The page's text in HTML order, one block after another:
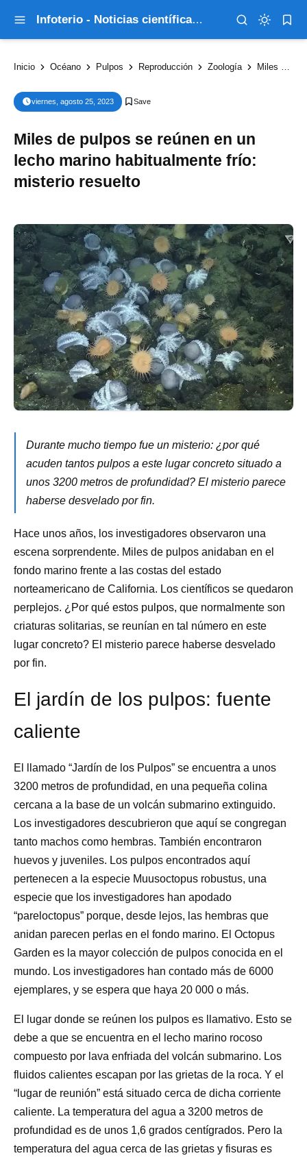
Infoterio - Noticias científicas que explican el mundo
Inicio Océano Pulpos Reproducción Zoología Miles de pulpos se reúnen en un lecho marino habitualmente frío: misterio resuelto
viernes, agosto 25, 2023
Miles de pulpos se reúnen en un
lecho marino habitualmente frío:
misterio resuelto
Durante mucho tiempo fue un misterio: ¿por qué
acuden tantos pulpos a este lugar concreto situado a
unos 3200 metros de profundidad? El misterio parece
haberse desvelado por fin.
Hace unos años, los investigadores observaron una
escena sorprendente. Miles de pulpos anidaban en el
fondo marino frente a las costas del estado
norteamericano de California. Los científicos se quedaron
perplejos. ¿Por qué estos pulpos, que normalmente son
criaturas solitarias, se reunían en tal número en este
lugar concreto? El misterio parece haberse desvelado
por fin.
El jardín de los pulpos: fuente
caliente
El llamado “Jardín de los Pulpos” se encuentra a unos
3200 metros de profundidad, en una pequeña colina
cercana a la base de un volcán submarino extinguido.
Los investigadores descubrieron que aquí se congregan
tanto machos como hembras. También encontraron
huevos y juveniles. Los pulpos encontrados aquí
pertenecen a la especie Muusoctopus robustus, una
especie que los investigadores han apodado
“pareloctopus” porque, desde lejos, las hembras que
anidan parecen perlas en el fondo marino. El Octopus
Garden es la mayor colección de pulpos conocida en el
mundo. Los investigadores han contado más de 6000
ejemplares, y se espera que haya 20 000 o más.
El lugar donde se reúnen los pulpos es llamativo. Esto se
debe a que se encuentra en el lecho marino rocoso
compuesto por lava enfriada del volcán submarino. Los
fluidos calientes escapan por las grietas de la roca. Y el
“lugar de reunión” está situado cerca de dicha corriente
caliente. La temperatura del agua a 3200 metros de
profundidad es de unos 1,6 grados centígrados. Pero la
temperatura del agua cerca de las grietas y fisuras es